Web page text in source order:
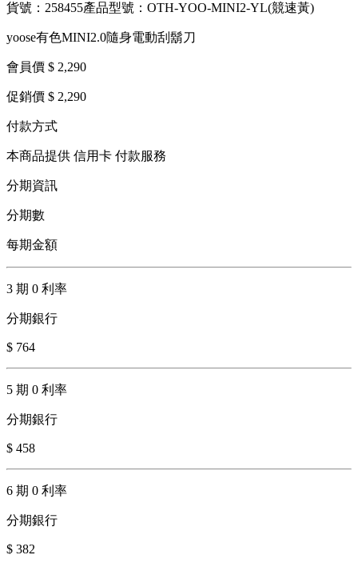
貨號：258455產品型號：OTH-YOO-MINI2-YL(競速黃)
yoose有色MINI2.0隨身電動刮鬍刀
會員價 $ 2,290
促銷價 $ 2,290
付款方式
本商品提供 信用卡 付款服務
分期資訊
分期數
每期金額
3 期 0 利率
分期銀行
$ 764
5 期 0 利率
分期銀行
$ 458
6 期 0 利率
分期銀行
$ 382